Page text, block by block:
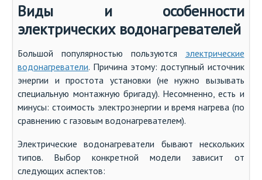
Виды и особенности
электрических водонагревателей
Большой популярностью пользуются электрические
водонагреватели. Причина этому: доступный источник
энергии и простота установки (не нужно вызывать
специальную монтажную бригаду). Несомненно, есть и
минусы: стоимость электроэнергии и время нагрева (по
сравнению с газовым водонагревателем).
Электрические водонагреватели бывают нескольких
типов. Выбор конкретной модели зависит от
следующих аспектов: